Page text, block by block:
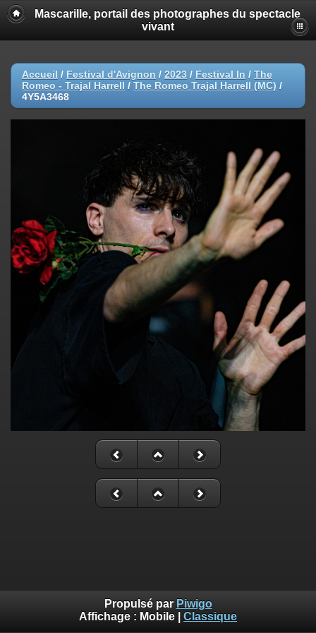
Mascarille, portail des photographes du spectacle
vivant
Accueil / Festival d'Avignon / 2023 / Festival In / The
Romeo - Trajal Harrell / The Romeo Trajal Harrell (MC) /
4Y5A3468
Propulsé par Piwigo
Affichage : Mobile Classique